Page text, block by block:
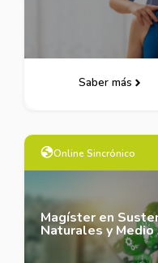
Saber más
Online Sincrónico
Magíster en
Naturales y